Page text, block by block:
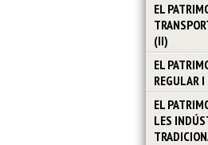
EL
(II)
EL
REGULAR
EL
LES